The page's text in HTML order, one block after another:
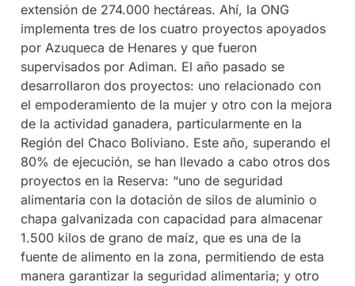
extensión de 274.000 hectáreas. Ahí, la ONG
implementa tres de los cuatro proyectos apoyados
por Azuqueca de Henares y que fueron
supervisados por Adiman. El año pasado se
desarrollaron dos proyectos: uno relacionado con
el empoderamiento de la mujer y otro con la mejora
de la actividad ganadera, particularmente en la
Región del Chaco Boliviano. Este año, superando el
80% de ejecución, se han llevado a cabo otros dos
proyectos en la Reserva: “uno de seguridad
alimentaria con la dotación de silos de aluminio o
chapa galvanizada con capacidad para almacenar
1.500 kilos de grano de maíz, que es una de la
fuente de alimento en la zona, permitiendo de esta
manera garantizar la seguridad alimentaria; y otro